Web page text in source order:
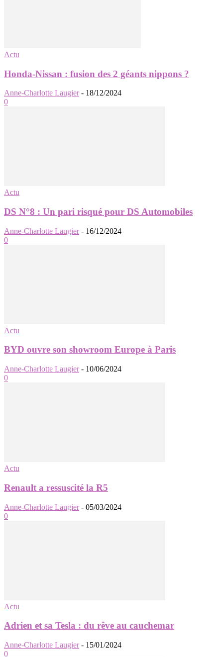
Actu
Honda-Nissan : fusion des 2 géants nippons ?
Anne-Charlotte Laugier - 18/12/2024
0
Actu
DS N°8 : Un pari risqué pour DS Automobiles
Anne-Charlotte Laugier - 16/12/2024
0
Actu
BYD ouvre son showroom Europe à Paris
Anne-Charlotte Laugier - 10/06/2024
0
Actu
Renault a ressuscité la R5
Anne-Charlotte Laugier - 05/03/2024
0
Actu
Adrien et sa Tesla : du rêve au cauchemar
Anne-Charlotte Laugier - 15/01/2024
0